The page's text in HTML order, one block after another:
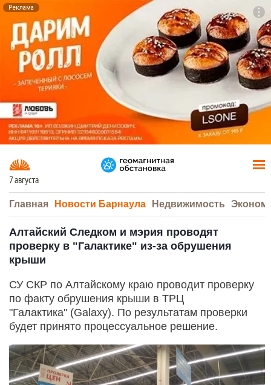
Реклама
7 августа
Главная Новости Барнаула Недвижимость
Алтайский Следком и мэрия проводят
проверку в "Галактике" из-за обрушения
крыши
СУ СКР по Алтайскому краю проводит проверку
по факту обрушения крыши в ТРЦ
"Галактика" (Galaxy). По результатам проверки
будет принято процессуальное решение.